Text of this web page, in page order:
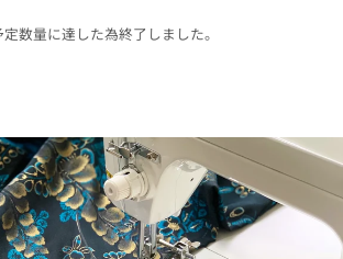
数量に達した為終了しました。